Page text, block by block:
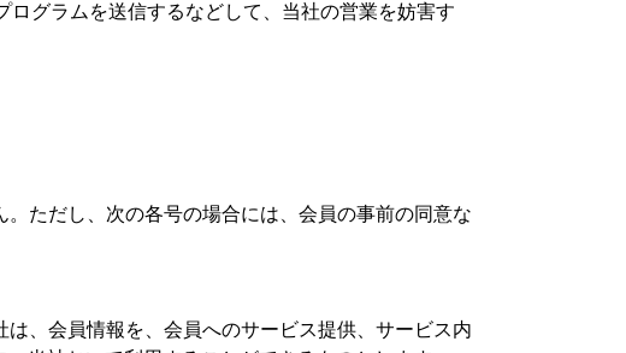
グラムを送信するなどして、当社の営業を妨害す
ただし、次の各号の場合には、会員の事前の同意な
、会員情報を、会員へのサービス提供、サービス内